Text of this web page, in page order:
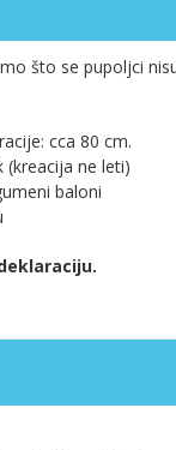
što se pupoljci
cca 80 cm.
(kreacija ne leti)
baloni